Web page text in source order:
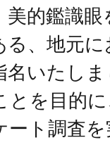
的鑑識
、地元
名いたし
とを目的
ート調査